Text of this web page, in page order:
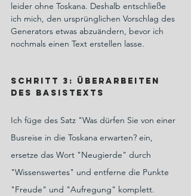
leider ohne Toskana. Deshalb entschließe
ich mich, den ursprünglichen Vorschlag des
Generators etwas abzuändern, bevor ich
nochmals einen Text erstellen lasse.
Schritt 3: Überarbeiten
des Basistexts
Ich füge des Satz "Was dürfen Sie von einer
Busreise in die Toskana erwarten? ein,
ersetze das Wort "Neugierde" durch
"Wissenswertes" und entferne die Punkte
"Freude" und "Aufregung" komplett.